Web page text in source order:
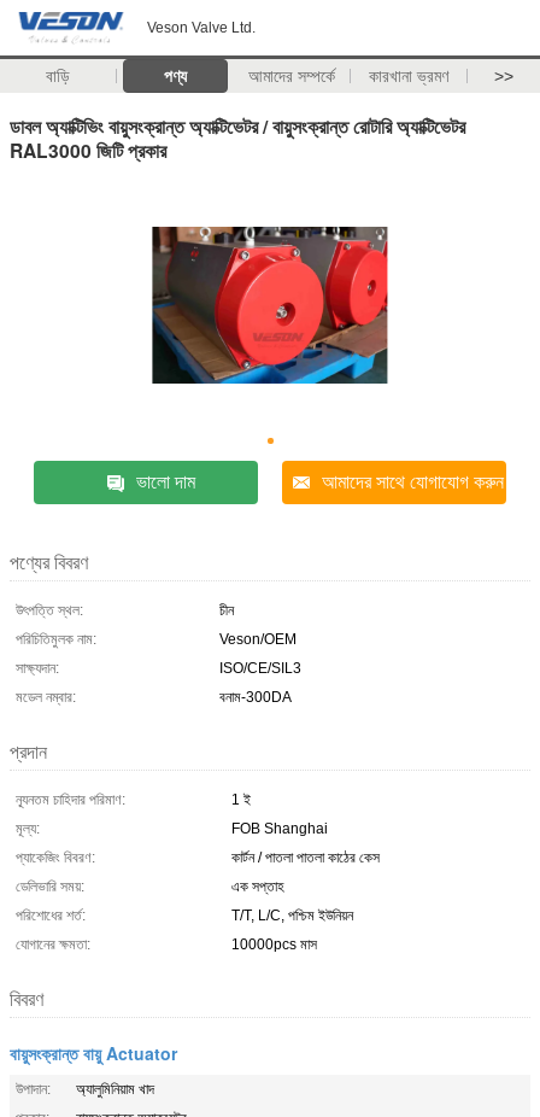
Veson Valve Ltd.
বাড়ি পণ্য আমাদের সম্পর্কে কারখানা ভ্রমণ >>
ডাবল অ্যাক্টিভিং বায়ুসংক্রান্ত অ্যাক্টিভেটর / বায়ুসংক্রান্ত রোটারি অ্যাক্টিভেটর
RAL3000 জিটি প্রকার
ভালো দাম আমাদের সাথে যোগাযোগ করুন
পণ্যের বিবরণ
উৎপত্তি স্থল:
চীন
পরিচিতিমুলক নাম:
Veson/OEM
সাক্ষ্যদান:
ISO/CE/SIL3
মডেল নম্বার:
বনাম-300DA
প্রদান
ন্যূনতম চাহিদার পরিমাণ:
1 ই
মূল্য:
FOB Shanghai
প্যাকেজিং বিবরণ:
কার্টন / পাতলা পাতলা কাঠের কেস
ডেলিভারি সময়:
এক সপ্তাহ
পরিশোধের শর্ত:
T/T, L/C, পশ্চিম ইউনিয়ন
যোগানের ক্ষমতা:
10000pcs মাস
বিবরণ
বায়ুসংক্রান্ত বায়ু Actuator
উপাদান:
অ্যালুমিনিয়াম খাদ